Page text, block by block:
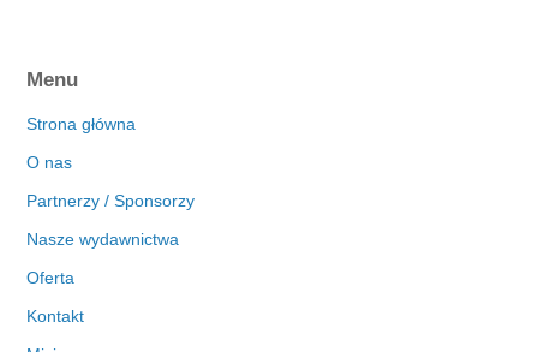
Menu
Strona główna
O nas
Partnerzy / Sponsorzy
Nasze wydawnictwa
Oferta
Kontakt